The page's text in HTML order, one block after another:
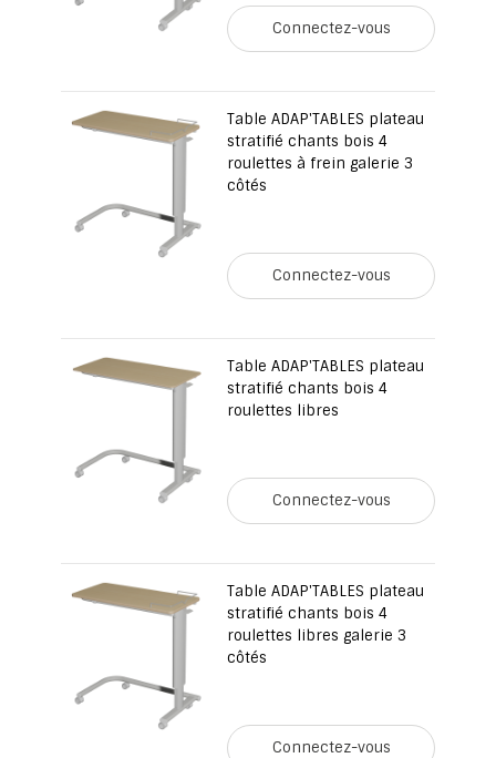
Connectez-vous
Table ADAP'TABLES plateau
stratifié chants bois 4
roulettes à frein galerie 3
côtés
Connectez-vous
Table ADAP'TABLES plateau
stratifié chants bois 4
roulettes libres
Connectez-vous
Table ADAP'TABLES plateau
stratifié chants bois 4
roulettes libres galerie 3
côtés
Connectez-vous